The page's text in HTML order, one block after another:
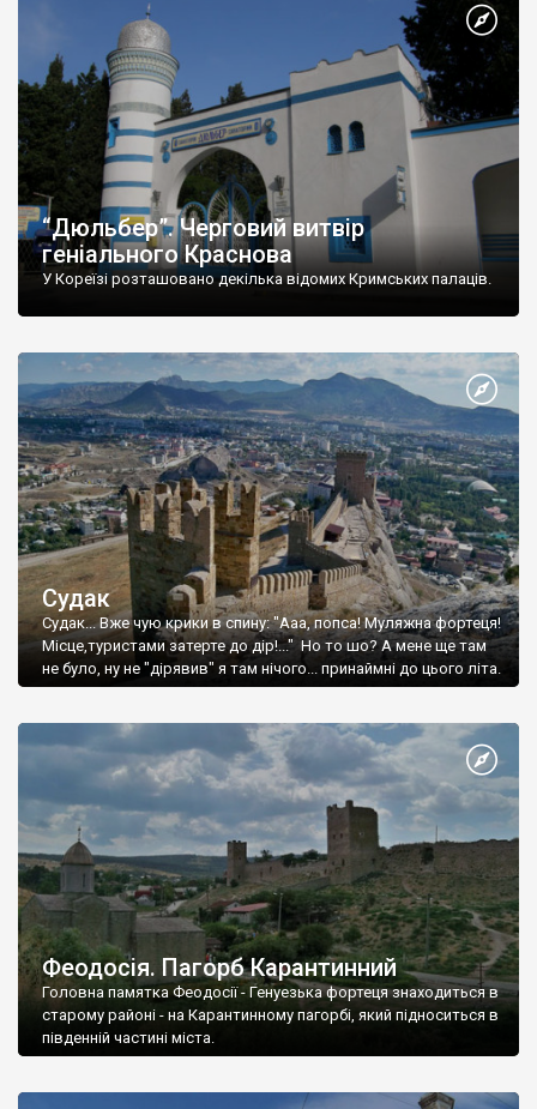
“Дюльбер”. Черговий витвір
геніального Краснова
У Кореїзі розташовано декілька відомих Кримських палаців.
Судак
Судак... Вже чую крики в спину: "Ааа, попса! Муляжна фортеця!
Місце,туристами затерте до дір!..." Но то шо? А мене ще там
не було, ну не "дірявив" я там нічого... принаймні до цього літа.
Феодосія. Пагорб Карантинний
Головна памятка Феодосії - Генуезька фортеця знаходиться в
старому районі - на Карантинному пагорбі, який підноситься в
південній частині міста.